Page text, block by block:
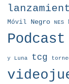
Móvil Negro NES
Podcast
y Luna tcg